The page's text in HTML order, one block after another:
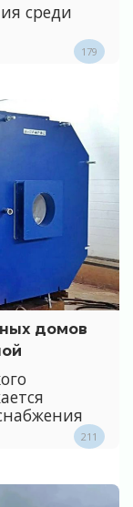
среди
179
домов
211